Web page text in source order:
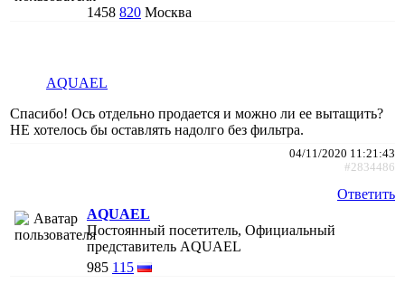
1458 820 Москва
AQUAEL
Спасибо! Ось отдельно продается и можно ли ее вытащить?
НЕ хотелось бы оставлять надолго без фильтра.
04/11/2020 11:21:43
#2834486
Ответить
AQUAEL
Постоянный посетитель, Официальный
представитель AQUAEL
985 115